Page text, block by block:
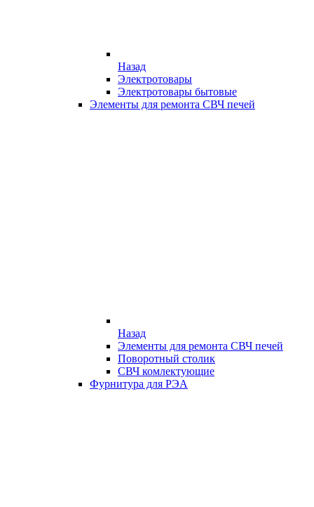
Назад
Электротовары
Электротовары бытовые
Элементы для ремонта СВЧ печей
Назад
Элементы для ремонта СВЧ печей
Поворотный столик
СВЧ комлектующие
Фурнитура для РЭА